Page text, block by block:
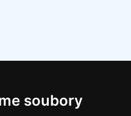
soubory